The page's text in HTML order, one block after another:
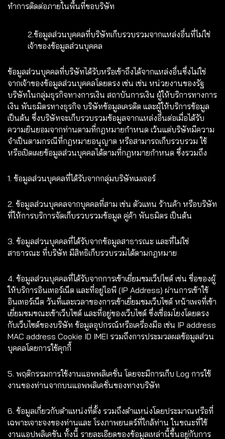
ทำการติดต่อภายในพื้นที่ขอบริษัท
2.ข้อมูลส่วนบุคคลที่บริษัทเก็บรวบรวมจากแหล่งอื่นที่ไม่ใช่
เจ้าของข้อมูลส่วนบุคคล
ข้อมูลส่วนบุคคลที่บริษัทได้รับหรือเข้าถึงได้จากแหล่งอื่นซึ่งไม่ใช่
จากเจ้าของข้อมูลส่วนบุคคลโดยตรง เช่น เช่น หน่วยงานของรัฐ
บริษัทในกลุ่มธุรกิจทางการเงิน สถาบันการเงิน ผู้ให้บริการทางการ
เงิน พันธมิตรทางธุรกิจ บริษัทข้อมูลเครดิต และผู้ให้บริการข้อมูล
เป็นต้น ซึ่งบริษัทจะเก็บรวบรวมข้อมูลจากแหล่งอื่นต่อเมื่อได้รับ
ความยินยอมจากท่านตามที่กฎหมายกำหนด เว้นแต่บริษัทมีความ
จำเป็นตามกรณีที่กฎหมายอนุญาต หรือสามารถเก็บรวบรวม ใช้
หรือเปิดเผยข้อมูลส่วนบุคคลได้ตามที่กฎหมายกำหนด ซึ่งรวมถึง
1. ข้อมูลส่วนบุคคลที่ได้รับจากกลุ่มบริษัทเมเจอร์
2. ข้อมูลส่วนบุคคลจากบุคคลที่สาม เช่น ตัวแทน ร้านค้า หรือบริษัท
ที่ให้การบริการจัดเก็บรวบรวมข้อมูล คู่ค้า พันธมิตร เป็นต้น
3. ข้อมูลส่วนบุคคลที่ได้รับจากข้อมูลสาธารณะ และที่ไม่ใช่
สาธารณะ ที่บริษัท มีสิทธิเก็บรวบรวมได้ตามกฎหมาย
4. ข้อมูลส่วนบุคคลที่ได้รับจากการเข้าเยี่ยมชมเว็ปไซต์ เช่น ชื่อของผู้
ให้บริการอินเทอร์เน็ต และที่อยู่ไอพี (IP Address) ผ่านการเข้าใช้
อินเทอร์เน็ต วันที่และเวลาของการเข้าเยี่ยมชมเว็บไซต์ หน้าเพจที่เข้า
เยี่ยมชมขณะเข้าเว็บไซต์ และที่อยู่ของเว็บไซต์ ซึ่งเชื่อมโยงโดยตรง
กับเว็บไซต์ของบริษัท ข้อมูลอุปกรณ์หรือเครื่องมือ เช่น IP address
MAC address Cookie ID IMEI รวมถึงการประมวลผลข้อมูลส่วน
บุคคลโดยการใช้คุกกี้
5. พฤติกรรมการใช้งานแอพพลิเคชั่น โดยจะมีการเก็บ Log การใช้
งานของท่านจากบนแอพพลิเคชั่นของทางบริษัท
6. ข้อมูลเกี่ยวกับตำแหน่งที่ตั้ง รวมถึงตำแหน่งโดยประมาณหรือที่
เฉพาะเจาะจงของท่านและ โรงภาพยนตร์ที่ใกล้ท่าน ในขณะที่ใช้
งานแอปพลิเคชัน ทั้งนี้ รายละเอียดของข้อมูลเหล่านี้ขึ้นอยู่กับการ